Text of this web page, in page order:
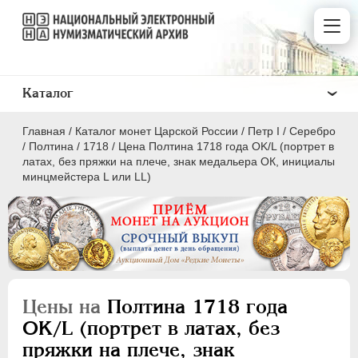
Главная / Каталог монет Царской России / Пeтр I / Серебро
/ Полтина / 1718 / Цена Полтина 1718 года OK/L (портрет в
латах, без пряжки на плече, знак медальера ОК, инициалы
минцмейстера L или LL)
Цены на Полтина 1718 года
OK/L (портрет в латах, без
пряжки на плече, знак
Каталог
ПEТР I 1699 - 1725
Золото
1 рубль
Полтина